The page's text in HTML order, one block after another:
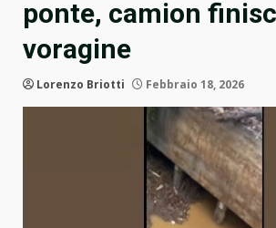
ponte, camion
voragine
Lorenzo Briotti Febbraio 18, 2026